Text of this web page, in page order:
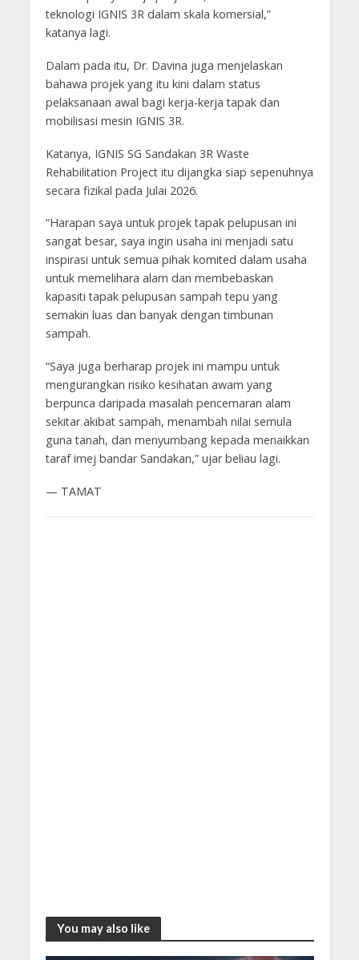
teknologi IGNIS 3R dalam skala komersial,”
katanya lagi.
Dalam pada itu, Dr. Davina juga menjelaskan
bahawa projek yang itu kini dalam status
pelaksanaan awal bagi kerja-kerja tapak dan
mobilisasi mesin IGNIS 3R.
Katanya, IGNIS SG Sandakan 3R Waste
Rehabilitation Project itu dijangka siap sepenuhnya
secara fizikal pada Julai 2026.
“Harapan saya untuk projek tapak pelupusan ini
sangat besar, saya ingin usaha ini menjadi satu
inspirasi untuk semua pihak komited dalam usaha
untuk memelihara alam dan membebaskan
kapasiti tapak pelupusan sampah tepu yang
semakin luas dan banyak dengan timbunan
sampah.
“Saya juga berharap projek ini mampu untuk
mengurangkan risiko kesihatan awam yang
berpunca daripada masalah pencemaran alam
sekitar akibat sampah, menambah nilai semula
guna tanah, dan menyumbang kepada menaikkan
taraf imej bandar Sandakan,” ujar beliau lagi.
— TAMAT
You may also like